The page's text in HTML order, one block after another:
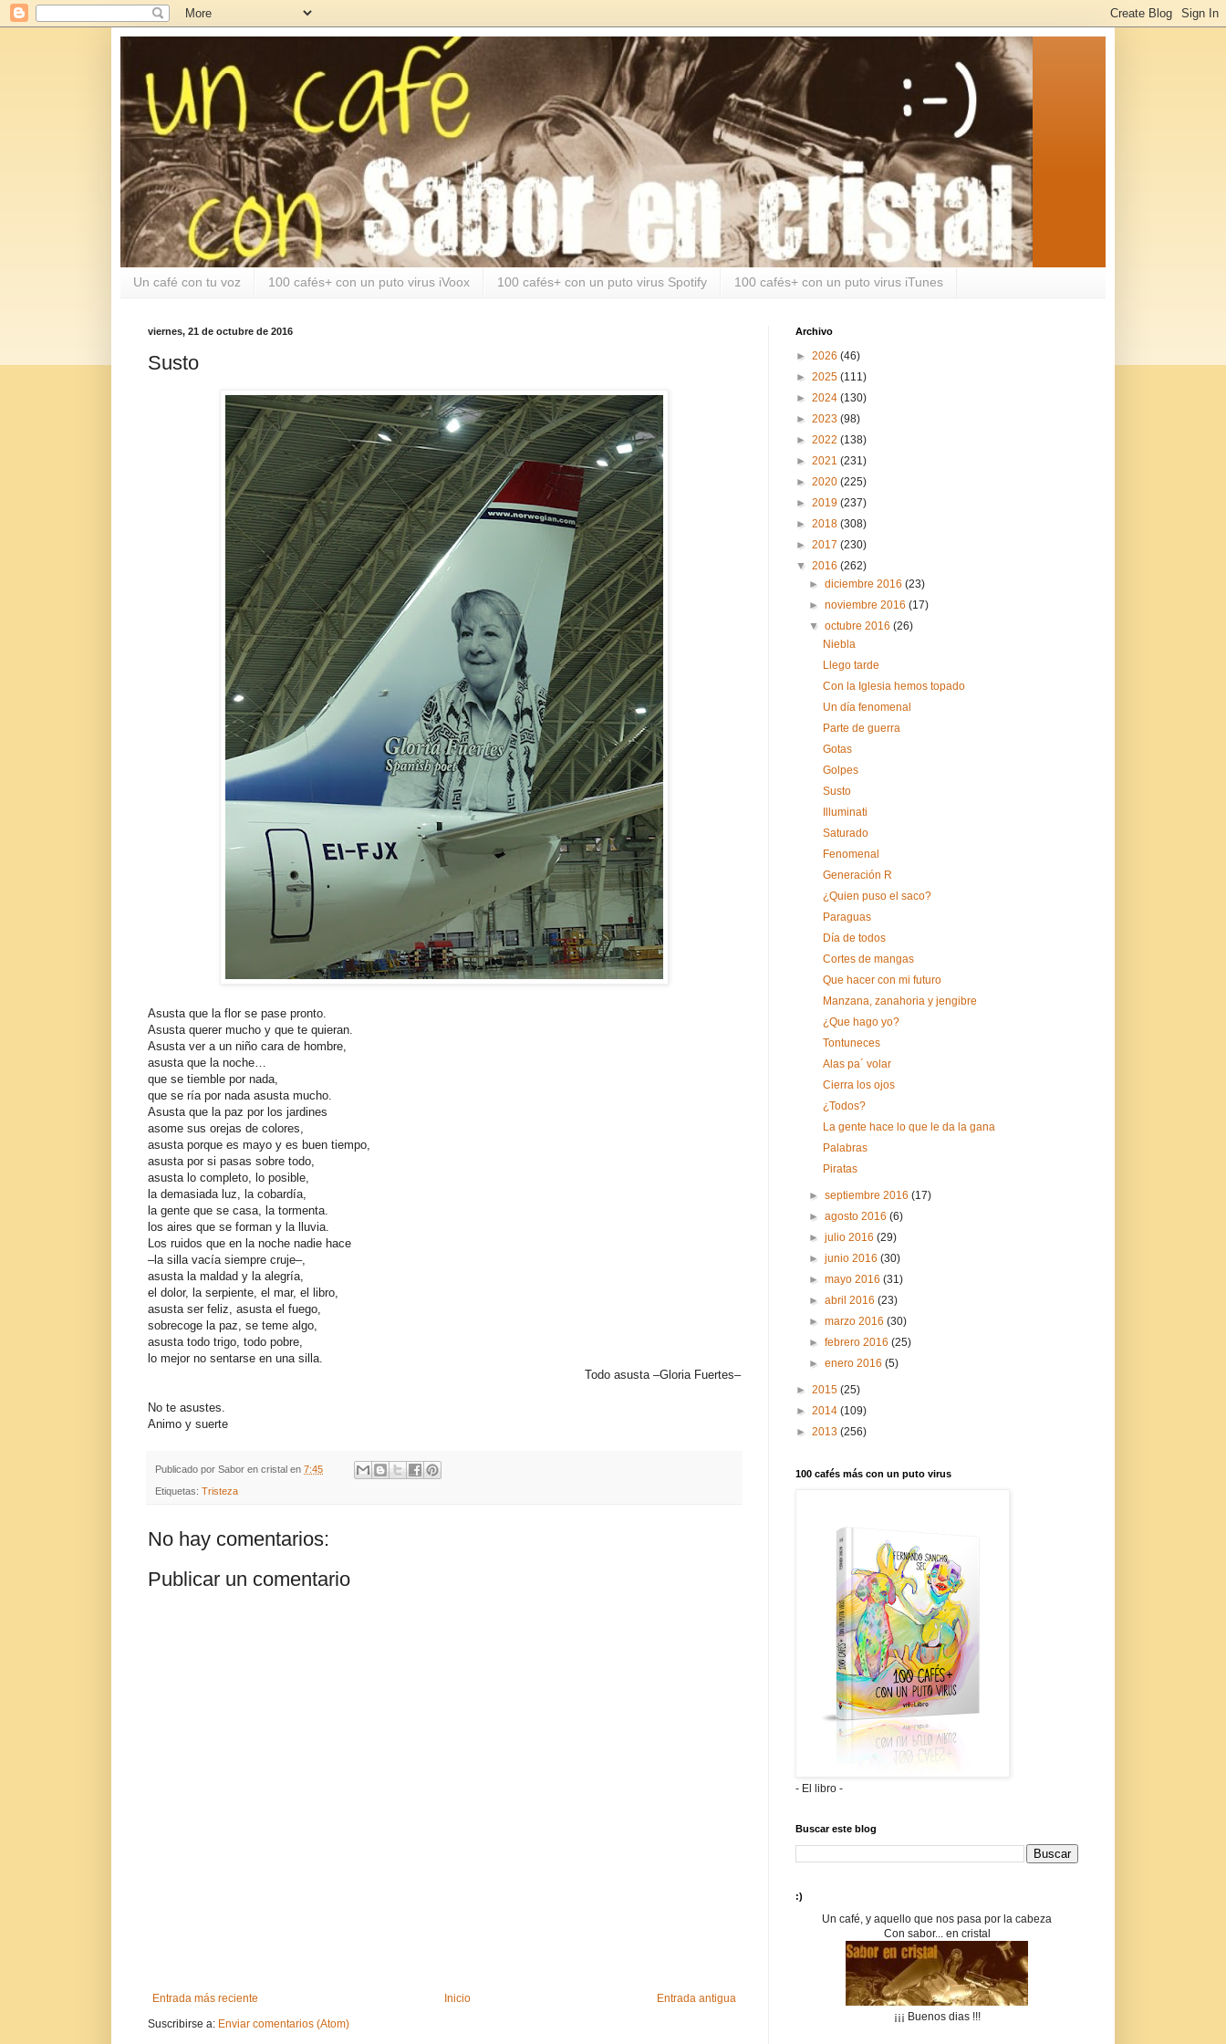
Un café con tu voz 100 cafés+ con un puto virus iVoox 100 cafés+ con un puto virus Spotify 100 cafés+ con un puto virus iTunes
viernes, 21 de octubre de 2016
Susto
Asusta que la flor se pase pronto.
Asusta querer mucho y que te quieran.
Asusta ver a un niño cara de hombre,
asusta que la noche…
que se tiemble por nada,
que se ría por nada asusta mucho.
Asusta que la paz por los jardines
asome sus orejas de colores,
asusta porque es mayo y es buen tiempo,
asusta por si pasas sobre todo,
asusta lo completo, lo posible,
la demasiada luz, la cobardía,
la gente que se casa, la tormenta.
los aires que se forman y la lluvia.
Los ruidos que en la noche nadie hace
–la silla vacía siempre cruje–,
asusta la maldad y la alegría,
el dolor, la serpiente, el mar, el libro,
asusta ser feliz, asusta el fuego,
sobrecoge la paz, se teme algo,
asusta todo trigo, todo pobre,
lo mejor no sentarse en una silla.
Todo asusta –Gloria Fuertes–
No te asustes.
Animo y suerte
Publicado por Sabor en cristal en 7:45
Etiquetas: Tristeza
No hay comentarios:
Publicar un comentario
Entrada más reciente Entrada antigua
Inicio
Suscribirse a: Enviar comentarios (Atom)
Archivo
► 2026 (46)
► 2025 (111)
► 2024 (130)
► 2023 (98)
► 2022 (138)
► 2021 (231)
► 2020 (225)
► 2019 (237)
► 2018 (308)
► 2017 (230)
▼ 2016 (262)
►diciembre 2016(23)
►noviembre 2016(17)
▼octubre 2016(26)
Niebla
Llego tarde
Con la Iglesia hemos topado
Un día fenomenal
Parte de guerra
Gotas
Golpes
Susto
Illuminati
Saturado
Fenomenal
Generación R
¿Quien puso el saco?
Paraguas
Día de todos
Cortes de mangas
Que hacer con mi futuro
Manzana, zanahoria y jengibre
¿Que hago yo?
Tontuneces
Alas pa´ volar
Cierra los ojos
¿Todos?
La gente hace lo que le da la gana
Palabras
Piratas
►septiembre 2016(17)
►agosto 2016(6)
►julio 2016(29)
►junio 2016(30)
►mayo 2016(31)
►abril 2016(23)
►marzo 2016(30)
►febrero 2016(25)
►enero 2016(5)
► 2015 (25)
► 2014 (109)
► 2013 (256)
100 cafés más con un puto virus
- El libro -
Buscar este blog
:)
Un café, y aquello que nos pasa por la cabeza
Con sabor... en cristal
¡¡¡ Buenos dias !!!